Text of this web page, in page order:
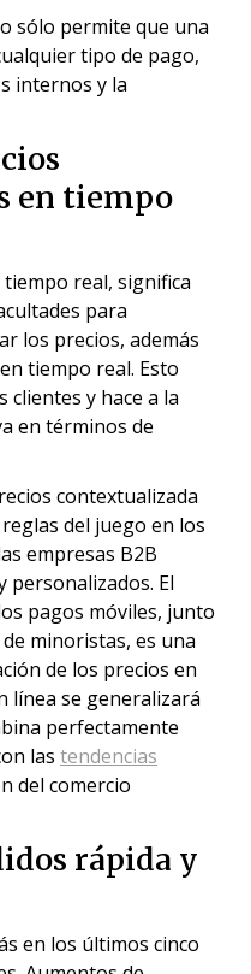
sólo permite que una
tipo de pago,
internos y la
en tiempo
real, significa
para
los precios, además
tiempo real. Esto
clientes y hace a la
en términos de
contextualizada
del juego en los
empresas B2B
personalizados. El
pagos móviles, junto
minoristas, es una
de los precios en
línea se generalizará
perfectamente
las tendencias
del comercio
rápida y
en los últimos cinco